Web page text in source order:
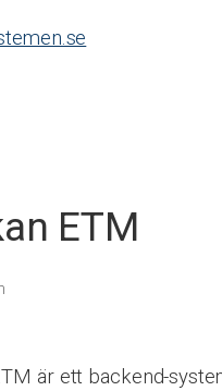
ETM
är ett backend-